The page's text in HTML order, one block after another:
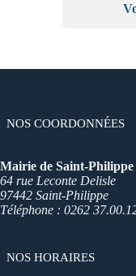
NOS COORDONNÉES
Mairie de Saint-Philippe
64 rue Leconte Delisle
97442 Saint-Philippe
Téléphone : 0262
NOS HORAIRES